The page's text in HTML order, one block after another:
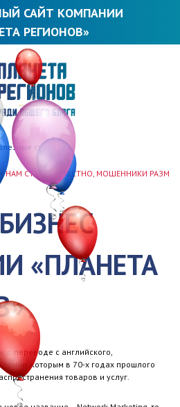
САЙТ КОМПАНИИ
РЕГИОНОВ»
РЕГИОНОВ
статьи
СТАЛО ИЗВЕСТНО, МОШЕННИКИ
«ПЛАНЕТА
в переводе с английского,
которым в 70-х годах прошлого
товаров и услуг.